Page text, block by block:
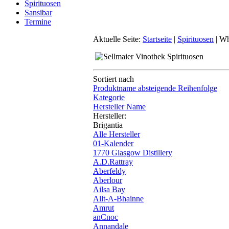
Spirituosen
Sansibar
Termine
Aktuelle Seite: Startseite | Spirituosen |
Sortiert nach
Produktname absteigende Reihenfolge
Kategorie
Hersteller Name
Hersteller:
Brigantia
Alle Hersteller
01-Kalender
1770 Glasgow Distillery
A.D.Rattray
Aberfeldy
Aberlour
Ailsa Bay
Allt-A-Bhainne
Amrut
anCnoc
Annandale